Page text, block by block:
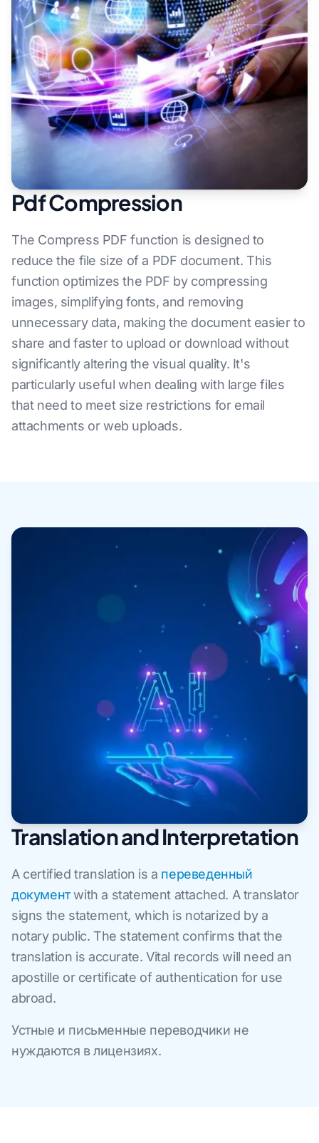
Pdf Compression
The Compress PDF function is designed to
reduce the file size of a PDF document. This
function optimizes the PDF by compressing
images, simplifying fonts, and removing
unnecessary data, making the document easier to
share and faster to upload or download without
significantly altering the visual quality. It's
particularly useful when dealing with large files
that need to meet size restrictions for email
attachments or web uploads.
Translation and Interpretation
A certified translation is a переведенный
документwith a statement attached. A translator
signs the statement, which is notarized by a
notary public. The statement confirms that the
translation is accurate. Vital records will need an
apostille or certificate of authentication for use
abroad.
Устные и письменные переводчики не
нуждаются в лицензиях.